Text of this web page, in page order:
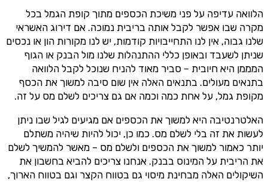
הלוואה עדיפה על פני משיכת הכספים מתוך קופת הגמל בכל
מקרה שבו אפשר לקבל אותה בריבית נמוכה. אם דירוג האשראי
שלנו גבוה, אין לנו התחייבויות קודמות, יש לנו מקורות הון או נכסים
שניתן לשעבד ובאופן כללי ההתנהלות שלנו מול הבנק או הגוף
המממן היא חיובית – סביר מאוד להניח שנוכל לקבל הלוואה
בתנאים מעולים. בתנאים האלה אין שום סיבה למשוך את הכסף
מקופת גמל, על אחת כמה וכמה אם גם צריכים לשלם מס על זה.
האלטרנטיבה היא למשוך את הכספים אם מגיעים לגיל שבו ניתן
לעשות את זה בלי לשלם מס. כמו כן, יכול להיות שיהיה משתלם
יותר כאמור למשוך את הכספים ולשלם מס – מאשר להמשיך לשלם
את הריבית על המינוס בבנק. אנחנו צריכים להביא בחשבון את
השיקולים האלה מבחינת מיסוי גם בטווח הקצר וגם בטווח הארוך,